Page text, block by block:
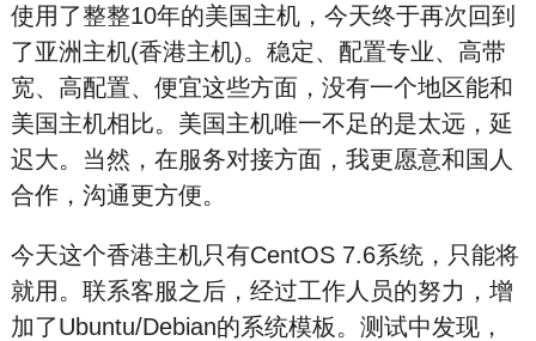
使用了整整10年的美国主机，今天终于再次回到
了亚洲主机(香港主机)。稳定、配置专业、高带
宽、高配置、便宜这些方面，没有一个地区能和
美国主机相比。美国主机唯一不足的是太远，延
迟大。当然，在服务对接方面，我更愿意和国人
合作，沟通更方便。
今天这个香港主机只有CentOS 7.6系统，只能将
就用。联系客服之后，经过工作人员的努力，增
加了Ubuntu/Debian的系统模板。测试中发现，